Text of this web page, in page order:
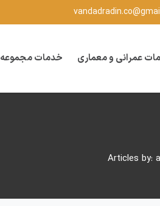
عمرانی و معماری خدمات مجموعه d
Articles by: